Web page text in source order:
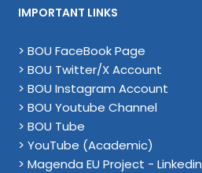
IMPORTANT LINKS
> BOU FaceBook Page
> BOU Twitter/X Account
> BOU Instagram Account
> BOU Youtube Channel
> BOU Tube
> YouTube (Academic)
> Magenda EU Project - Linkedin